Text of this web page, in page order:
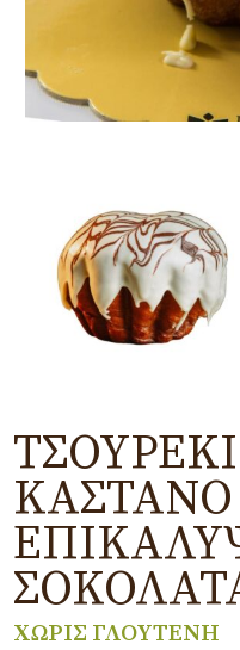
ΚΑΣΤΑΝΌ
ΧΩΡΙΣ ΓΛΟΥΤΕΝΗ